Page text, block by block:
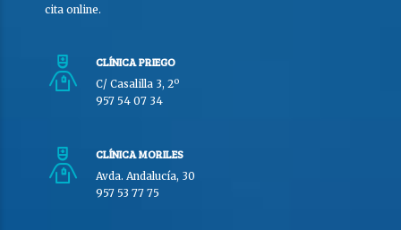
cita online.
CLÍNICA PRIEGO
C/ Casalilla 3, 2º
957 54 07 34
CLÍNICA MORILES
Avda. Andalucía, 30
957 53 77 75